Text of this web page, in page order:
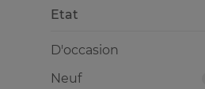
Etat
D'occasion
Neuf